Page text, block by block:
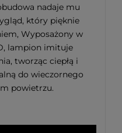
nadaje mu
który pięknie
Wyposażony w
lampion imituje
tworząc ciepłą i
do wieczornego
powietrzu.